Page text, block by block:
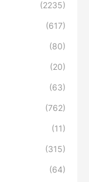
(2235)
(617)
(80)
(20)
(63)
(762)
(11)
(315)
(64)